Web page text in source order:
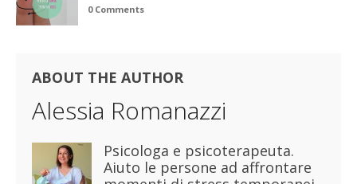
0 Comments
ABOUT THE AUTHOR
Alessia Romanazzi
Psicologa e psicoterapeuta.
Aiuto le persone ad affrontare